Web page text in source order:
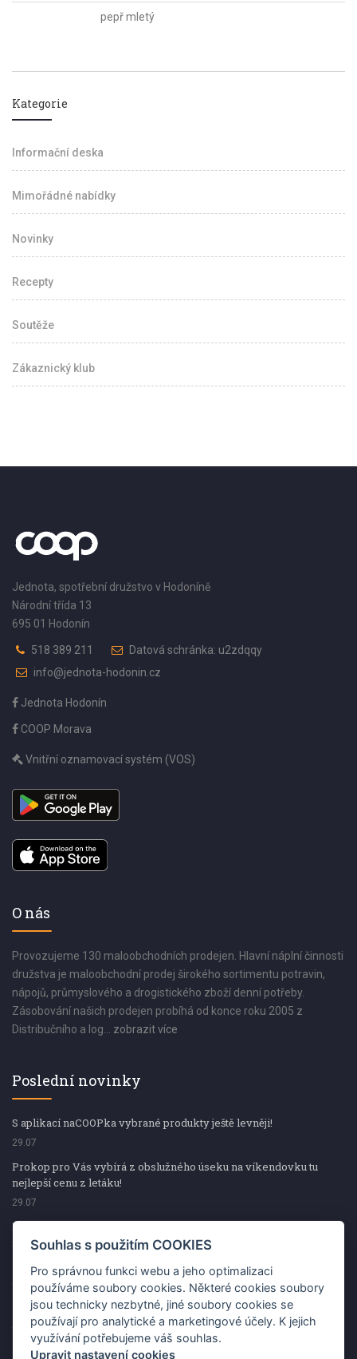
pepř mletý
Kategorie
Informační deska
Mimořádné nabídky
Novinky
Recepty
Soutěže
Zákaznický klub
Jednota, spotřební družstvo v Hodoníně
Národní třída 13
695 01 Hodonín
518 389 211
Datová schránka: u2zdqqy
info@jednota-hodonin.cz
Jednota Hodonín
COOP Morava
Vnitřní oznamovací systém (VOS)
O nás
Provozujeme 130 maloobchodních prodejen. Hlavní náplní činnosti
družstva je maloobchodní prodej širokého sortimentu potravin,
nápojů, průmyslového a drogistického zboží denní potřeby.
Zásobování našich prodejen probíhá od konce roku 2005 z
Distribučního a log... zobrazit více
Poslední novinky
S aplikací naCOOPka vybrané produkty ještě levněji!
29.07
Prokop pro Vás vybírá z obslužného úseku na víkendovku tu
nejlepší cenu z letáku!
29.07
Prokop pro Vás vybírá z obslužného úseku na víkendovku tu
nejlepší cenu z letáku!
Kup špekáčky od Váhaly a vyhraj s naCOOPkou sekerku Fiskars
29.07
Prokop pro Vás vybírá na víkendovku ty nejlepší ceny z letáku!
29.07
Souhlas s použitím COOKIES
Pro správnou funkci webu a jeho optimalizaci
používáme soubory cookies. Některé cookies soubory
jsou technicky nezbytné, jiné soubory cookies se
používají pro analytické a marketingové účely. K jejich
využívání potřebujeme váš souhlas.
Upravit nastavení cookies